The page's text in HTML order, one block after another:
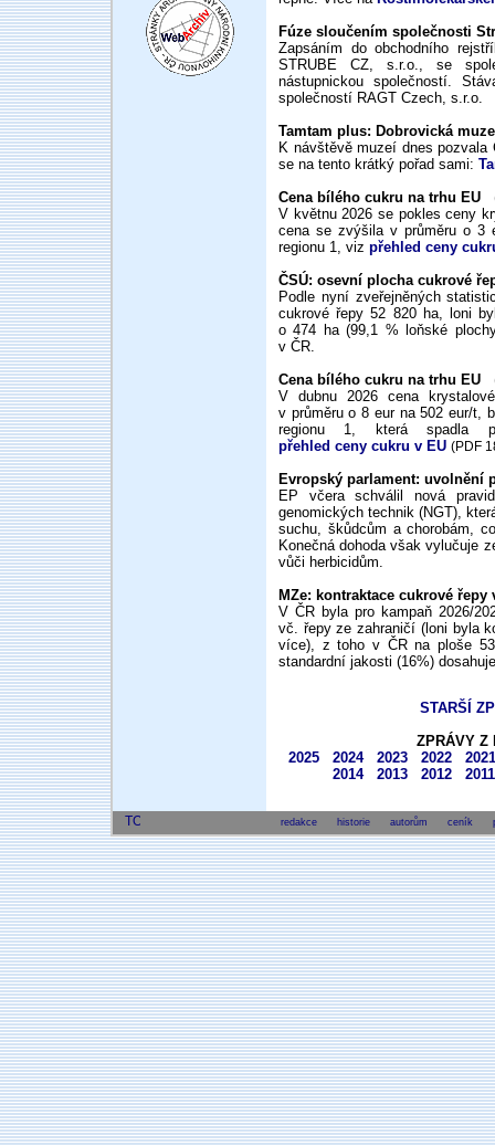
Fúze sloučením společnosti
Zapsáním do obchodního
STRUBE CZ, s.r.o., se
nástupnickou společností.
společností RAGT Czech, s.r.o.
Tamtam plus: Dobrovická
K návštěvě muzeí dnes pozvala
se na tento krátký pořad sami:
Cena bílého cukru na trhu EU
V květnu 2026 se pokles ceny
cena se zvýšila v průměru o 3
regionu 1, viz přehled ceny
ČSÚ: osevní plocha cukrové
Podle nyní zveřejněných
cukrové řepy 52 820 ha, loni
o 474 ha (99,1 % loňské
v ČR.
Cena bílého cukru na trhu EU
V dubnu 2026 cena
v průměru o 8 eur na 502 eur/t,
regionu 1, která
přehled ceny cukru v EU (PDF
Evropský parlament: uvolnění
EP včera schválil nová
genomických technik (NGT),
suchu, škůdcům a chorobám,
Konečná dohoda však vylučuje
vůči herbicidům.
MZe: kontraktace cukrové řepy
V ČR byla pro kampaň 2026/
vč. řepy ze zahraničí (loni byla
více), z toho v ČR na ploše
standardní jakosti (16%)
STARŠÍ
ZPRÁVY Z
2025
2024 2023 2022
2021
2014
2013 2012 2011
redakce historie autorům ceník